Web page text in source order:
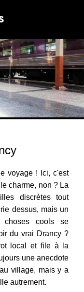
de voiture
voyage ! Ici, c'est
charme, non ? La
discrètes tout
dessus, mais un
cools se
du vrai Drancy ?
local et file à la
une anecdote
village, mais y a
autrement.